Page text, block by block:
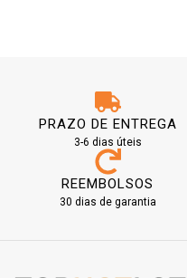
PRAZO DE ENTREGA
3-6 dias úteis
REEMBOLSOS
30 dias de garantia